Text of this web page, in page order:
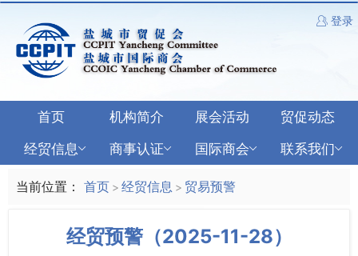
登录
首页 机构简介 展会活动
贸促动态
经贸信息
商事认证 国际商会 联系我们
当前位置： 首页 > 经贸信息 > 贸易预警
经贸预警（2025-11-28）